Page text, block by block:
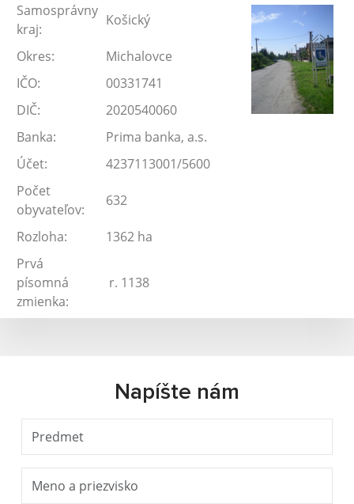
Samosprávny
kraj:
Košický
Okres:
Michalovce
IČO:
00331741
DIČ:
2020540060
Banka:
Prima banka, a.s.
Účet:
4237113001/5600
Počet
obyvateľov:
632
Rozloha:
1362 ha
Prvá
písomná
zmienka:
r. 1138
Napíšte nám